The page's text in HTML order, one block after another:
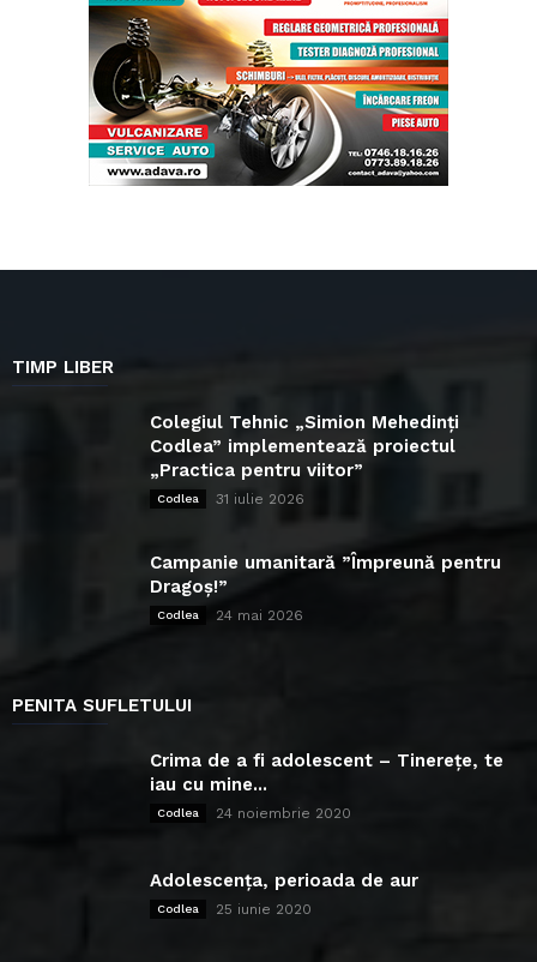
TIMP LIBER
Colegiul Tehnic „Simion Mehedinți
Codlea” implementează proiectul
„Practica pentru viitor”
Codlea 31 iulie 2026
Campanie umanitară ”Împreună pentru
Dragoș!”
Codlea 24 mai 2026
PENITA SUFLETULUI
Crima de a fi adolescent – Tinerețe, te
iau cu mine...
Codlea 24 noiembrie 2020
Adolescența, perioada de aur
Codlea 25 iunie 2020